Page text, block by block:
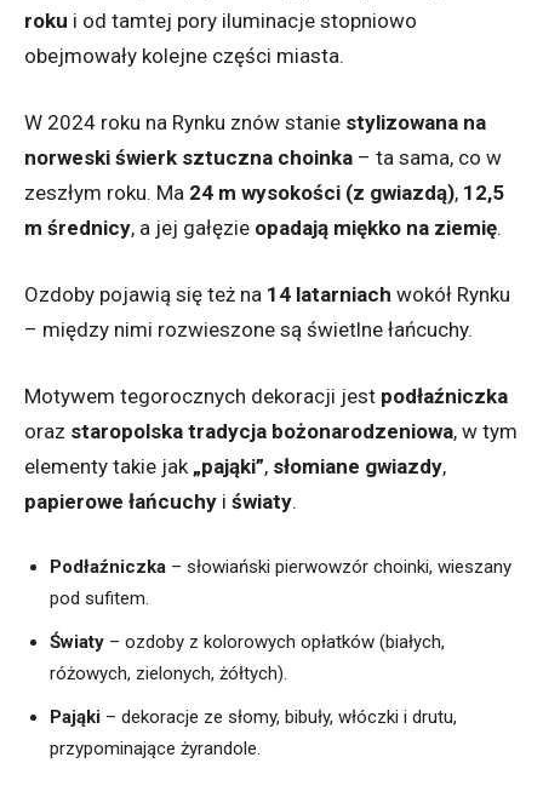
roku i od tamtej pory iluminacje stopniowo
obejmowały kolejne części miasta.
W 2024 roku na Rynku znów stanie stylizowana na
norweski świerk sztuczna choinka – ta sama, co w
zeszłym roku. Ma 24 m wysokości (z gwiazdą), 12,5
m średnicy, a jej gałęzie opadają miękko na ziemię.
Ozdoby pojawią się też na 14 latarniach wokół Rynku
– między nimi rozwieszone są świetlne łańcuchy.
Motywem tegorocznych dekoracji jest podłaźniczka
oraz staropolska tradycja bożonarodzeniowa, w tym
elementy takie jak „pająki”, słomiane gwiazdy,
papierowe łańcuchy i światy.
Podłaźniczka – słowiański pierwowzór choinki, wieszany
pod sufitem.
Światy – ozdoby z kolorowych opłatków (białych,
różowych, zielonych, żółtych).
Pająki – dekoracje ze słomy, bibuły, włóczki i drutu,
przypominające żyrandole.